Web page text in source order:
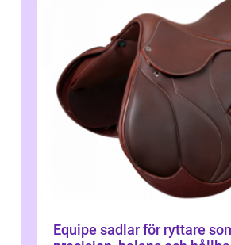
Equipe sadlar för ryttare som vill ha